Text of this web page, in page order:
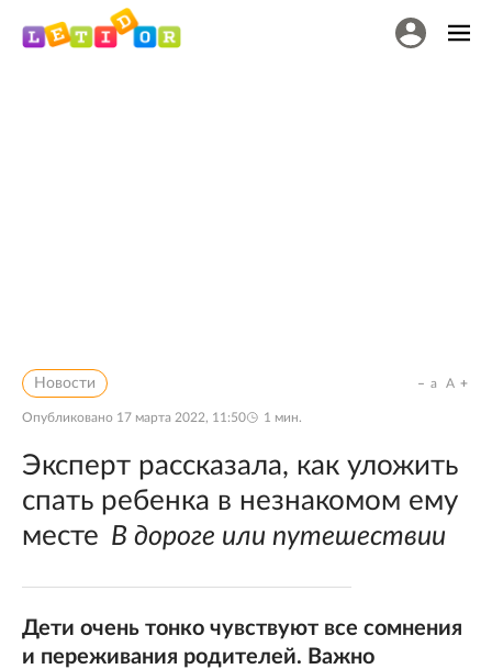
Новости
Опубликовано 17 марта 2022, 11:50 1 мин.
a A
Эксперт рассказала, как уложить
спать ребенка в незнакомом ему
месте В дороге или путешествии
Дети очень тонко чувствуют все сомнения
и переживания родителей. Важно